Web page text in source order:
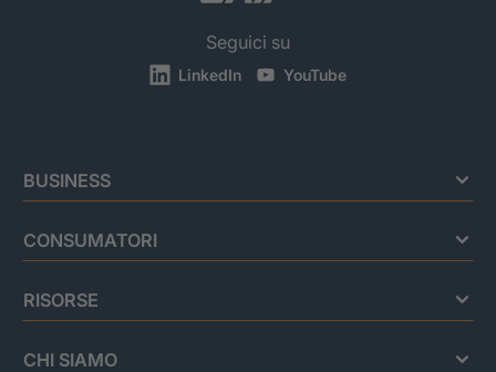
Seguici su
LinkedIn YouTube
BUSINESS
CONSUMATORI
RISORSE
CHI SIAMO